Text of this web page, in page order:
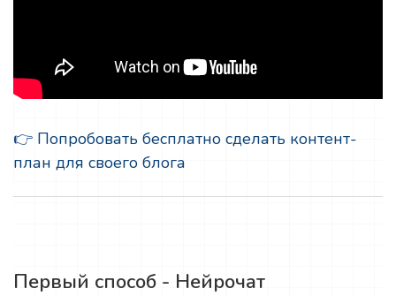
👉 Попробовать бесплатно сделать контент-
план для своего блога
Первый способ - Нейрочат